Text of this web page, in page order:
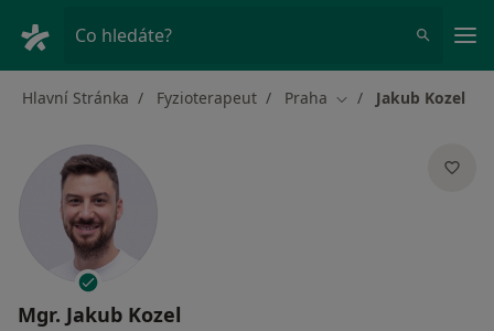
Co hledáte?
Hlavní Stránka Fyzioterapeut Praha Změna města
Jakub Kozel
Mgr. Jakub Kozel